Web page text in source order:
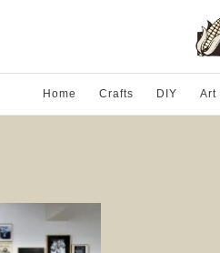
Home Crafts DIY Art